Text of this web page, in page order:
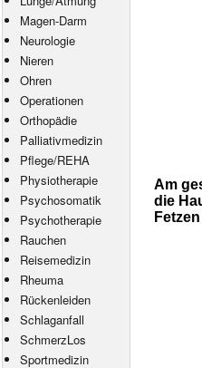
Magen-Darm
Neurologie
Nieren
Ohren
Operationen
Orthopädie
Palliativmedizin
Pflege/REHA
Physiotherapie
Psychosomatik
Psychotherapie
Rauchen
Reisemedizin
Rheuma
Rückenleiden
Schlaganfall
SchmerzLos
Sportmedizin
Am
die